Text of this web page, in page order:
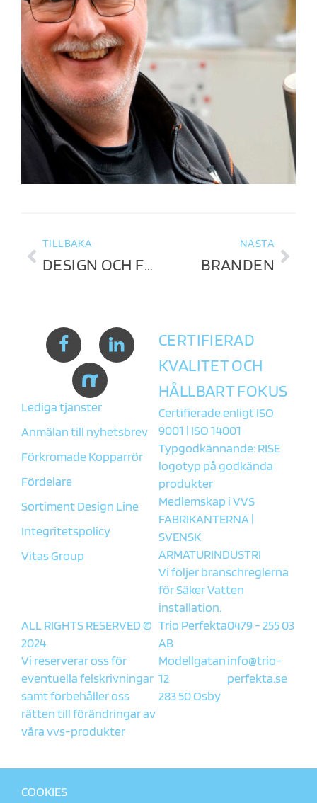
TILLBAKA
DESIGN OCH FUNKTION I HARMONI MED MILJÖN
NÄSTA
BRANDEN
Lediga tjänster
Anmälan till nyhetsbrev
Förkromade Kopparrör
Fördelare
Sortiment Design Line
Integritetspolicy
Vitas Group
CERTIFIERAD
KVALITET OCH
HÅLLBART FOKUS
Certifierade enligt ISO
9001 | ISO 14001
Typgodkännande: RISE
logotyp på godkända
produkter
Medlemskap iVVS
FABRIKANTERNA |
SVENSK
ARMATURINDUSTRI
Vi följer branschreglerna
förSäker Vatten
installation.
ALL RIGHTS RESERVED ©
2024
Vi reserverar oss för
eventuella felskrivningar
samt förbehåller oss
rätten till förändringar av
våra vvs-produkter
Trio Perfekta
AB
Modellgatan
12
283 50 Osby
0479 - 255 03
info@trio-
perfekta.se
COOKIES